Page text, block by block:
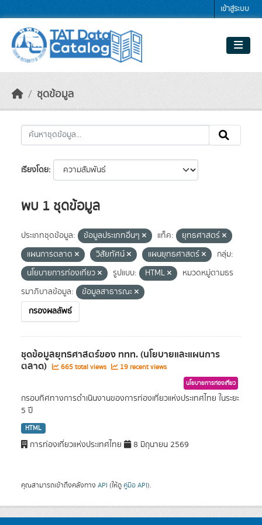
เข้าสู่ระบบ
ชุดข้อมูล
เรียงโดย
พบ 1 ชุดข้อมูล
ประเภทชุดข้อมูล: ข้อมูลประเภทอื่นๆ แท็ค:
ยุทธศาสตร์
แผนการตลาด
วิสัยทัศน์ แผนยุทธศาสตร์
กลุ่ม:
นโยบายการท่องเที่ยว
รูปแบบ: HTML
หมวดหมู่ตามธร
รมาภิบาลข้อมูล:
ข้อมูลสาธารณะ
กรองผลลัพธ์
ชุดข้อมูลยุทธศาสตร์ของ ททท. (นโยบายและแผนการ
ตลาด) 665 total views 19 recent views
นโยบายการท่องเที่ยว
กรอบทิศทางการดำเนินงานของการท่องเที่ยวแห่งประเทศไทย ในระยะ
5 ปี
HTML
การท่องเที่ยวแห่งประเทศไทย 8 มิถุนายน 2569
คุณสามารถเข้าถึงคลังทาง API (ให้ดู คู่มือ API).